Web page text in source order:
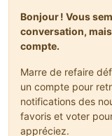
Bonjour ! Vous
conversation, mais
compte.
Marre de refaire
un compte pour
notifications des
favoris et voter
appréciez.